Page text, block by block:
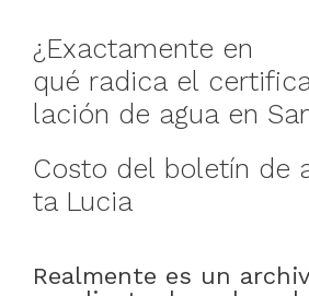
¿Exactamente en
qué radica el
lación de agua en
Costo del boletín de
ta Lucia
Realmente es un